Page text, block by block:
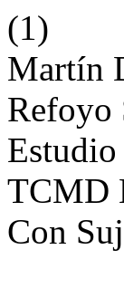
(1)
Martín
Refoyo
TCMD
Con